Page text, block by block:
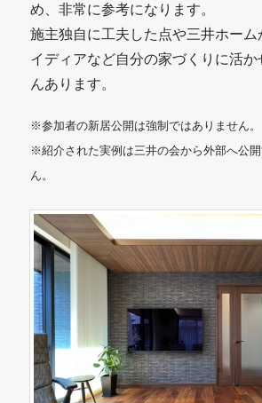
め、非常に参考になります。
施主独自に工夫した点や三井ホー
イディアなど自分の家づくりに活か
んあります。
※参加者の新居公開は強制ではありません。
※紹介された実例は三井の会から外部へ公
ん。